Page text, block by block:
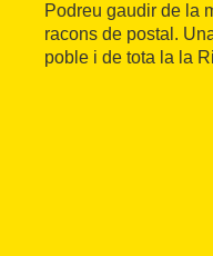
Podreu gaudir de la
racons de postal.
poble i de tota la la